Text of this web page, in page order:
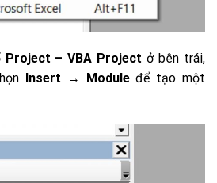
Project – VBA Project ở bên trái,
Insert → Moduleđể tạo một